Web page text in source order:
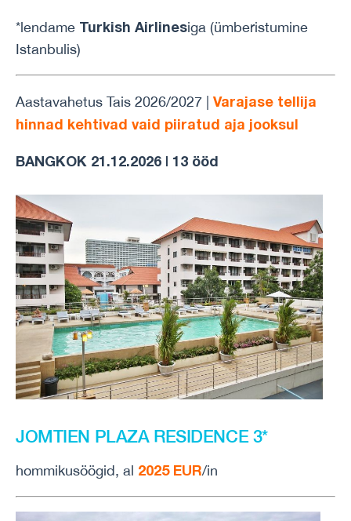
*lendame Turkish Airlinesiga (ümberistumine
Istanbulis)
Aastavahetus Tais 2026/2027 | Varajase tellija
hinnad kehtivad vaid piiratud aja jooksul
BANGKOK 21.12.2026 | 13 ööd
JOMTIEN PLAZA RESIDENCE 3*
hommikusöögid, al 2025 EUR/in